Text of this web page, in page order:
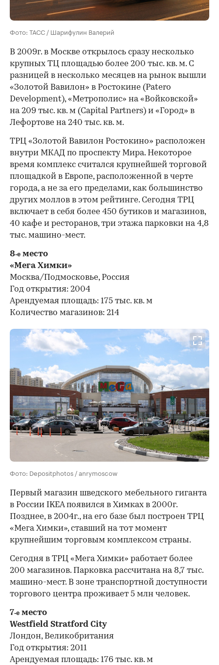
Фото: ТАСС / Шарифулин Валерий
В 2009г. в Москве открылось сразу несколько
крупных ТЦ площадью более 200 тыс. кв. м. С
разницей в несколько месяцев на рынок вышли
«Золотой Вавилон» в Ростокине (Patero
Development), «Метрополис» на «Войковской»
на 209 тыс. кв. м (Capital Partners) и «Город» в
Лефортове на 240 тыс. кв. м.
ТРЦ «Золотой Вавилон Ростокино» расположен
внутри МКАД по проспекту Мира. Некоторое
время комплекс считался крупнейшей торговой
площадкой в Европе, расположенной в черте
города, а не за его пределами, как большинство
других моллов в этом рейтинге. Сегодня ТРЦ
включает в себя более 450 бутиков и магазинов,
40 кафе и ресторанов, три этажа парковки на 4,8
тыс. машино-мест.
8-е место
«Мега Химки»
Москва/Подмосковье, Россия
Год открытия: 2004
Арендуемая площадь: 175 тыс. кв. м
Количество магазинов: 214
Фото: Depositphotos / anrymoscow
Первый магазин шведского мебельного гиганта
в России IKEA появился в Химках в 2000г.
Позднее, в 2004г., на его базе был построен ТРЦ
«Мега Химки», ставший на тот момент
крупнейшим торговым комплексом страны.
Сегодня в ТРЦ «Мега Химки» работает более
200 магазинов. Парковка рассчитана на 8,7 тыс.
машино-мест. В зоне транспортной доступности
торгового центра проживает 5 млн человек.
7-е место
Westfield Stratford City
Лондон, Великобритания
Год открытия: 2011
Арендуемая площадь: 176 тыс. кв. м